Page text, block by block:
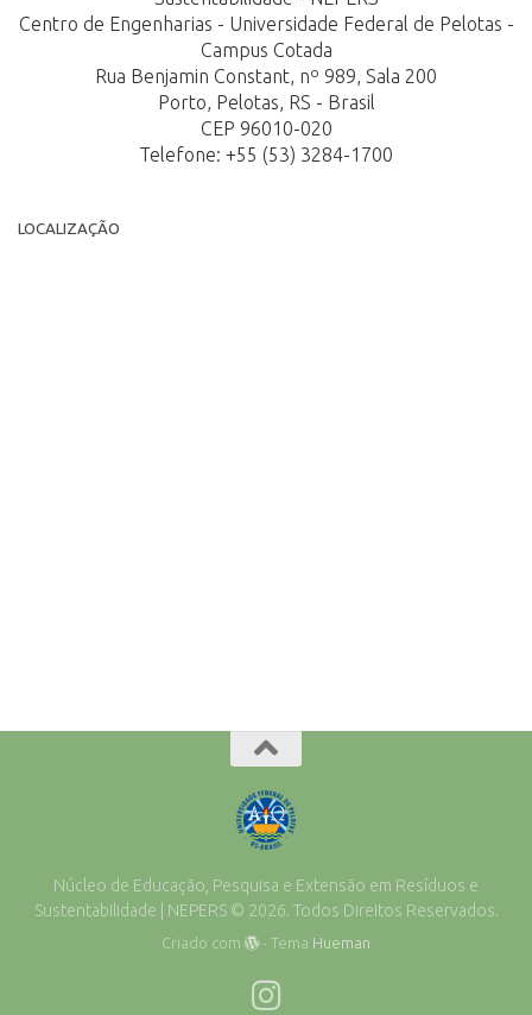
Centro de Engenharias - Universidade Federal de Pelotas -
Campus Cotada
Rua Benjamin Constant, nº 989, Sala 200
Porto, Pelotas, RS - Brasil
CEP 96010-020
Telefone: +55 (53) 3284-1700
LOCALIZAÇÃO
Núcleo de Educação, Pesquisa e Extensão em Resíduos e
Sustentabilidade | NEPERS © 2026. Todos Direitos Reservados.
Criado com - Tema Hueman